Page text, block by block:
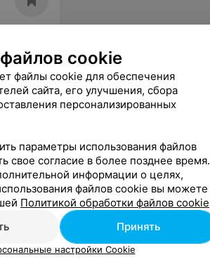
cookie
файлы cookie для обеспечения
сайта, его улучшения, сбора
персонализированных
параметры использования файлов
свое согласие в более позднее время.
информации о целях,
файлов cookie вы можете
Политикой обработки файлов cookie
Принять
настройки Cookie